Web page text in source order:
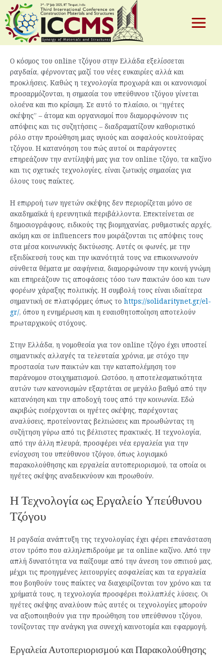
Skip
content
Main
Πώς οι Ηγέτες Σκέψης Διαμορφώνουν
την Αφήγηση του Υπεύθυνου Τζόγου
Bytest/June 13, 2026
Ο κόσμος του online τζόγου στην Ελλάδα εξελίσσεται
ραγδαία, φέρνοντας μαζί του νέες ευκαιρίες αλλά και
προκλήσεις. Καθώς η τεχνολογία προχωρά και οι κανονισμοί
προσαρμόζονται, η σημασία του υπεύθυνου τζόγου γίνεται
ολοένα και πιο κρίσιμη. Σε αυτό το πλαίσιο, οι “ηγέτες
σκέψης” – άτομα και οργανισμοί που διαμορφώνουν τις
απόψεις και τις συζητήσεις – διαδραματίζουν καθοριστικό
ρόλο στην προώθηση μιας υγιούς και ασφαλούς κουλτούρας
τζόγου. Η κατανόηση του πώς αυτοί οι παράγοντες
επηρεάζουν την αντίληψή μας για τον online τζόγο, τα καζίνο
και τις σχετικές τεχνολογίες, είναι ζωτικής σημασίας για
όλους τους παίκτες.
Η επιρροή των ηγετών σκέψης δεν περιορίζεται μόνο σε
ακαδημαϊκά ή ερευνητικά περιβάλλοντα. Επεκτείνεται σε
δημοσιογράφους, ειδικούς της βιομηχανίας, ρυθμιστικές αρχές,
ακόμη και σε influencers που μοιράζονται τις απόψεις τους
στα μέσα κοινωνικής δικτύωσης. Αυτές οι φωνές, με την
εξειδίκευσή τους και την ικανότητά τους να επικοινωνούν
σύνθετα θέματα με σαφήνεια, διαμορφώνουν την κοινή γνώμη
και επηρεάζουν τις αποφάσεις τόσο των παικτών όσο και των
φορέων χάραξης πολιτικής. Η συμβολή τους είναι ιδιαίτερα
σημαντική σε πλατφόρμες όπως το https://solidaritynet.gr/el-
gr/, όπου η ενημέρωση και η ευαισθητοποίηση αποτελούν
πρωταρχικούς στόχους.
Στην Ελλάδα, η νομοθεσία για τον online τζόγο έχει υποστεί
σημαντικές αλλαγές τα τελευταία χρόνια, με στόχο την
προστασία των παικτών και την καταπολέμηση του
παράνομου στοιχηματισμού. Ωστόσο, η αποτελεσματικότητα
αυτών των κανονισμών εξαρτάται σε μεγάλο βαθμό από την
κατανόηση και την αποδοχή τους από την κοινωνία. Εδώ
ακριβώς εισέρχονται οι ηγέτες σκέψης, παρέχοντας
αναλύσεις, προτείνοντας βελτιώσεις και προωθώντας τη
συζήτηση γύρω από τις βέλτιστες πρακτικές. Η τεχνολογία,
από την άλλη πλευρά, προσφέρει νέα εργαλεία για την
ενίσχυση του υπεύθυνου τζόγου, όπως λογισμικό
παρακολούθησης και εργαλεία αυτοπεριορισμού, τα οποία οι
ηγέτες σκέψης αναδεικνύουν και προωθούν.
Η Τεχνολογία ως Εργαλείο Υπεύθυνου
Τζόγου
Η ραγδαία ανάπτυξη της τεχνολογίας έχει φέρει επανάσταση
στον τρόπο που αλληλεπιδρούμε με τα online καζίνο. Από την
απλή δυνατότητα να παίξουμε από την άνεση του σπιτιού μας,
μέχρι τις προηγμένες λειτουργίες ασφαλείας και τα εργαλεία
που βοηθούν τους παίκτες να διαχειρίζονται τον χρόνο και τα
χρήματά τους, η τεχνολογία προσφέρει πολλαπλές λύσεις. Οι
ηγέτες σκέψης αναλύουν πώς αυτές οι τεχνολογίες μπορούν
να αξιοποιηθούν για την προώθηση του υπεύθυνου τζόγου,
τονίζοντας την ανάγκη για συνεχή καινοτομία και εφαρμογή.
Εργαλεία Αυτοπεριορισμού και Παρακολούθησης